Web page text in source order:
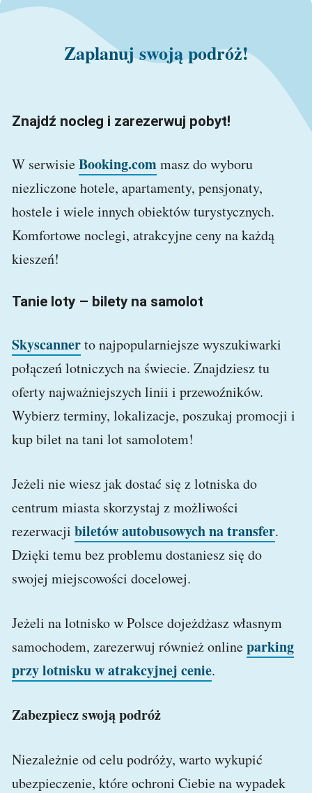
Zaplanuj swoją podróż!
Znajdź nocleg i zarezerwuj pobyt!
W serwisieBooking.commasz do wyboru
niezliczone hotele, apartamenty, pensjonaty,
hostele i wiele innych obiektów turystycznych.
Komfortowe noclegi, atrakcyjne ceny na każdą
kieszeń!
Tanie loty – bilety na samolot
Skyscannerto najpopularniejsze wyszukiwarki
połączeń lotniczych na świecie. Znajdziesz tu
oferty najważniejszych linii i przewoźników.
Wybierz terminy, lokalizacje, poszukaj promocji i
kup bilet na tani lot samolotem!
Jeżeli nie wiesz jak dostać się z lotniska do
centrum miasta skorzystaj z możliwości
rezerwacji biletów autobusowych na transfer.
Dzięki temu bez problemu dostaniesz się do
swojej miejscowości docelowej.
Jeżeli na lotnisko w Polsce dojeżdżasz własnym
samochodem, zarezerwuj również onlineparking
przy lotnisku w atrakcyjnej cenie.
Zabezpiecz swoją podróż
Niezależnie od celu podróży, warto wykupić
ubezpieczenie, które ochroni Ciebie na wypadek